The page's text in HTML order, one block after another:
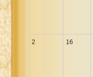
2 16